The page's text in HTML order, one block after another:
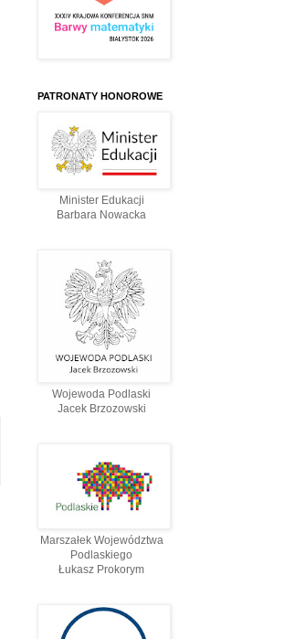
PATRONATY HONOROWE
Minister Edukacji
Barbara Nowacka
Wojewoda Podlaski
Jacek Brzozowski
Marszałek Województwa
Podlaskiego
Łukasz Prokorym